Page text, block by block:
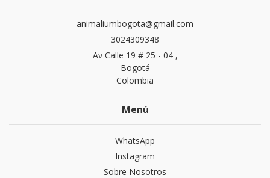
animaliumbogota@gmail.com
3024309348
Av Calle 19 # 25 - 04 ,
Bogotá
Colombia
Menú
WhatsApp
Instagram
Sobre Nosotros